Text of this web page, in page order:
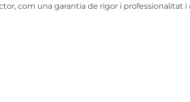
com una garantia de rigor i professionalitat